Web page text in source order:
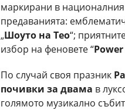
маркирани в
предаванията:
„Шоуто на Тео“;
избор на феновете “
По случай своя празник
почивки за двама в
голямото музикално